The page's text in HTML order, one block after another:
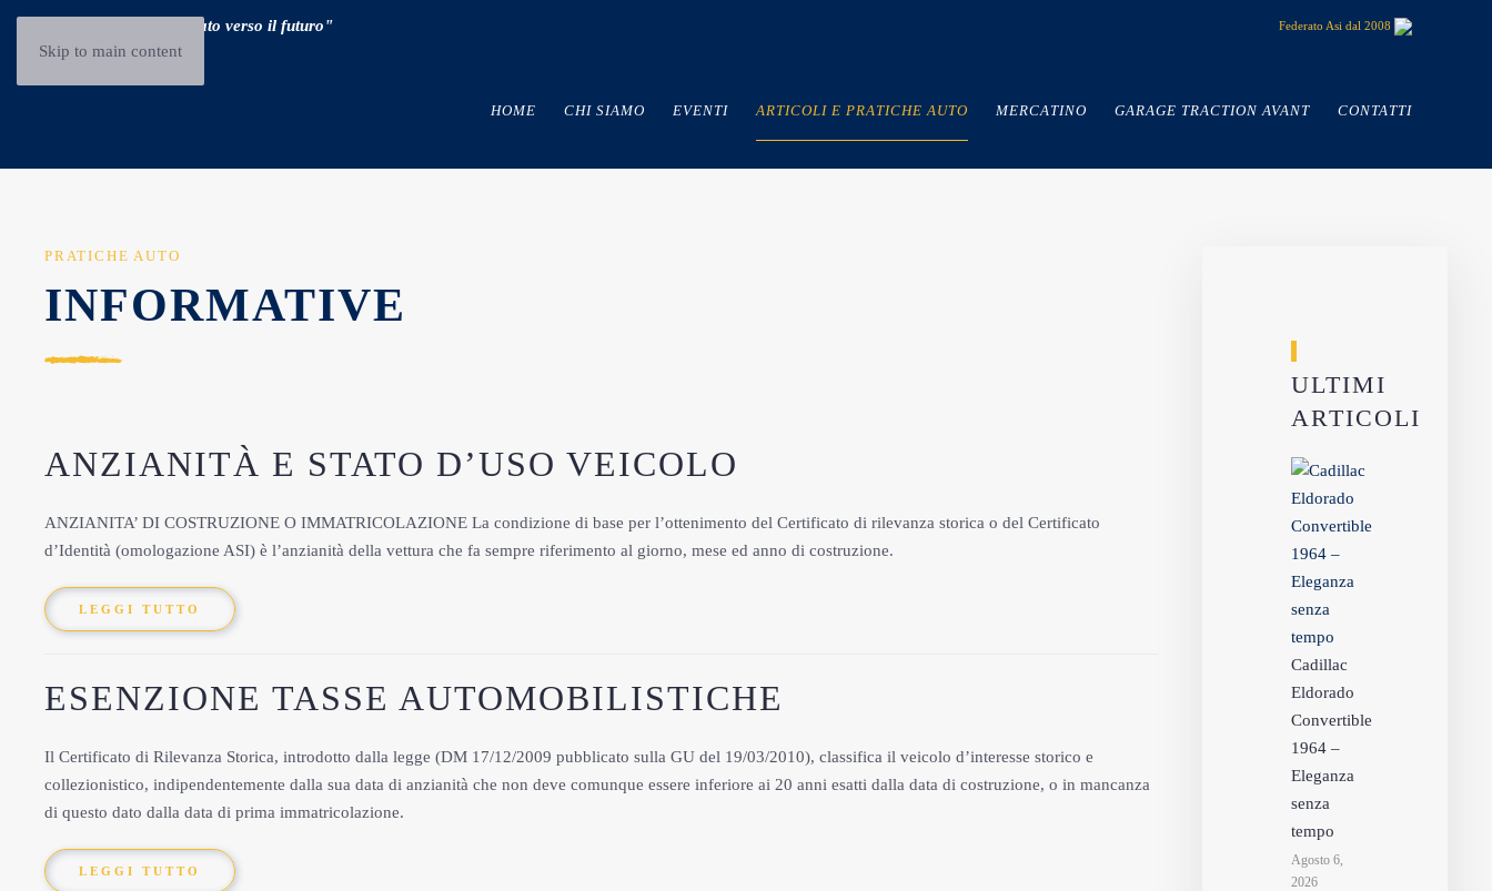
Skip to main content
"Guidare il passato verso il futuro" Federato Asi dal 2008
HOME CHI SIAMO EVENTI ARTICOLI E PRATICHE AUTO MERCATINO GARAGE TRACTION AVANT CONTATTI
PRATICHE AUTO
INFORMATIVE
ANZIANITÀ E STATO D’USO VEICOLO
ANZIANITA’ DI COSTRUZIONE O IMMATRICOLAZIONE La condizione di base per l’ottenimento del Certificato di rilevanza storica o del Certificato
d’Identità (omologazione ASI) è l’anzianità della vettura che fa sempre riferimento al giorno, mese ed anno di costruzione.
LEGGI TUTTO
ESENZIONE TASSE AUTOMOBILISTICHE
Il Certificato di Rilevanza Storica, introdotto dalla legge (DM 17/12/2009 pubblicato sulla GU del 19/03/2010), classifica il veicolo d’interesse storico e
collezionistico, indipendentemente dalla sua data di anzianità che non deve comunque essere inferiore ai 20 anni esatti dalla data di costruzione, o in mancanza
di questo dato dalla data di prima immatricolazione.
LEGGI TUTTO
ULTIMI
ARTICOLI
Cadillac
Eldorado
Convertible
1964 –
Eleganza
senza
tempo
Agosto 6,
2026